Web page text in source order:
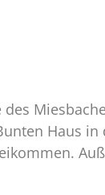
Haus in